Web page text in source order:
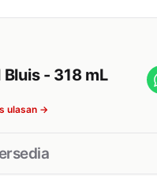
- 318 mL
ulasan →